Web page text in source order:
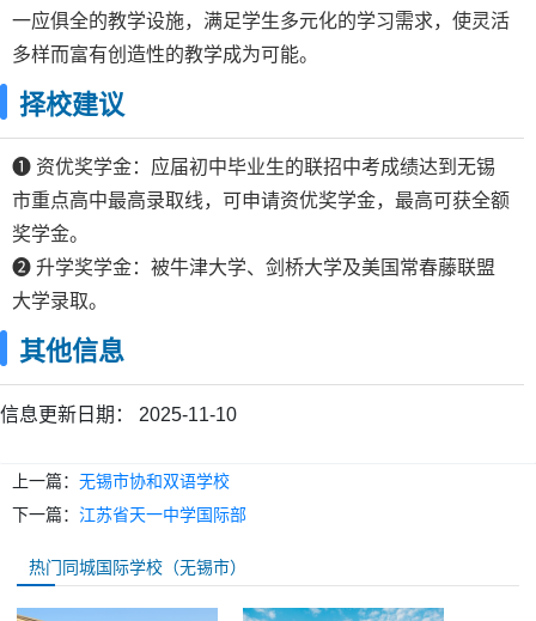
一应俱全的教学设施，满足学生多元化的学习需求，使灵活
多样而富有创造性的教学成为可能。
择校建议
❶ 资优奖学金：应届初中毕业生的联招中考成绩达到无锡
市重点高中最高录取线，可申请资优奖学金，最高可获全额
奖学金。
❷ 升学奖学金：被牛津大学、剑桥大学及美国常春藤联盟
大学录取。
其他信息
信息更新日期： 2025-11-10
上一篇： 无锡市协和双语学校
下一篇： 江苏省天一中学国际部
热门同城国际学校（无锡市）